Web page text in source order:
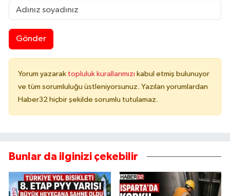
Gönder
Yorum yazarak topluluk kurallarımızı kabul etmiş bulunuyor
ve tüm sorumluluğu üstleniyorsunuz. Yazılan yorumlardan
Haber32 hiçbir şekilde sorumlu tutulamaz.
Bunlar da ilginizi çekebilir